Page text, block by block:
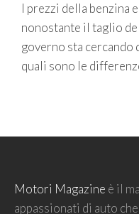
I prezzi della benzina
nonostante il taglio
governo sta
quali sono le
Motori Magazine è il
appassionati di auto